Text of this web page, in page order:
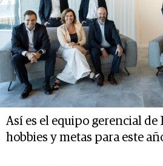
Así es el equipo gerencial de
hobbies y metas para este